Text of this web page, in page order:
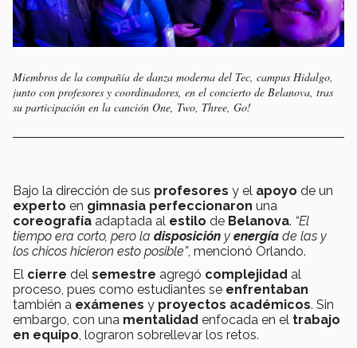
Miembros de la compañía de danza moderna del Tec, campus Hidalgo,
junto con profesores y coordinadores, en el concierto de Belanova, tras
su participación en la canción One, Two, Three, Go!
Bajo la dirección de sus profesores y el apoyo de un
experto en gimnasia perfeccionaron una
coreografía adaptada al estilo de Belanova. “El
tiempo era corto, pero la disposición y energía de las y
los chicos hicieron esto posible”, mencionó Orlando.
El cierre del semestre agregó complejidad al
proceso, pues como estudiantes se enfrentaban
también a exámenes y proyectos académicos. Sin
embargo, con una mentalidad enfocada en el trabajo
en equipo, lograron sobrellevar los retos.